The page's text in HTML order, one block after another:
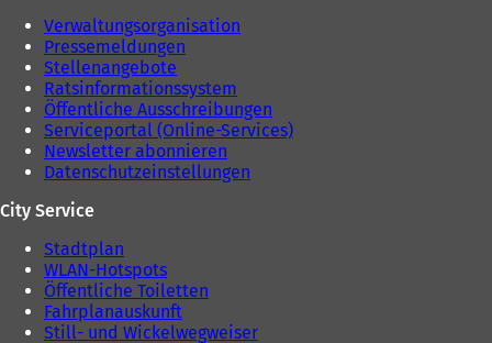
Verwaltungsorganisation
Pressemeldungen
Stellenangebote
Ratsinformationssystem
Öffentliche Ausschreibungen
Serviceportal (Online-Services)
Newsletter abonnieren
Datenschutzeinstellungen
City Service
Stadtplan
WLAN-Hotspots
Öffentliche Toiletten
Fahrplanauskunft
Still- und Wickelwegweiser